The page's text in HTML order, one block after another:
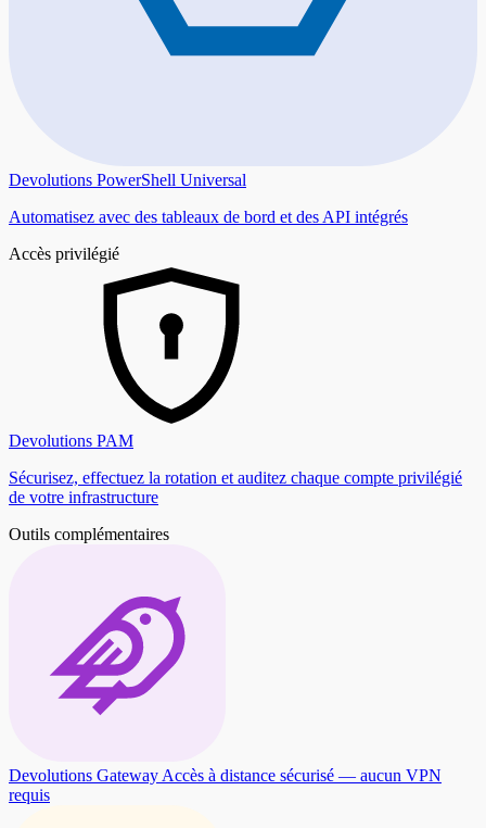
Devolutions PowerShell Universal
Automatisez avec des tableaux de bord et des API intégrés
Accès privilégié
Devolutions PAM
Sécurisez, effectuez la rotation et auditez chaque compte privilégié
de votre infrastructure
Outils complémentaires
Devolutions Gateway Accès à distance sécurisé — aucun VPN
requis